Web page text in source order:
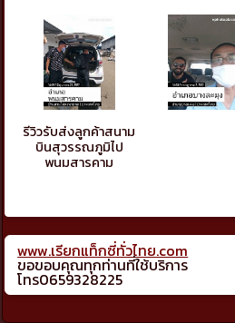
รีวิวรับส่งลูกค้าสนาม
บินสุวรรณภูมิไป
พนมสารคาม
www.เรียกแท็กซี่ทั่วไทย.com
ขอขอบคุณทุกท่านที่ใช้บริการ
โทร0659328225